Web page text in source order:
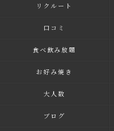
リクルート
口コミ
食べ飲み放題
お好み焼き
大人数
ブログ